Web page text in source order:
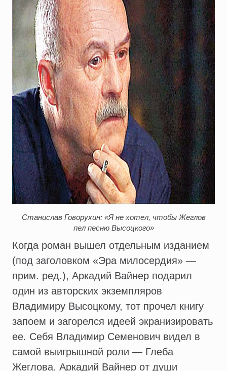
Станислав Говорухин: «Я не хотел, чтобы Жеглов
пел песню Высоцкого»
Когда роман вышел отдельным изданием
(под заголовком «Эра милосердия» —
прим. ред.), Аркадий Вайнер подарил
один из авторских экземпляров
Владимиру Высоцкому, тот прочел книгу
запоем и загорелся идеей экранизировать
ее. Себя Владимир Семенович видел в
самой выигрышной роли — Глеба
Жеглова. Аркадий Вайнер от души